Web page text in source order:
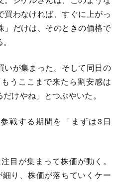
買わなければ、すぐに上がっ
」だけは、そのときの価格で
が集まった。そして同日の
うここまで来たら割安感は
けやね」とつぶやいた。
戦する期間を「まずは3日
目が集まって株価が動く。
り、株価が落ちていくケー